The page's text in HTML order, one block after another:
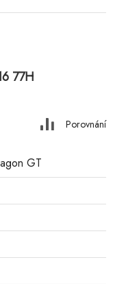
77H
Porovnání
GT